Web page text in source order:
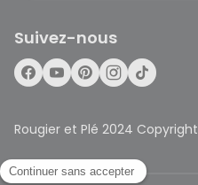
Suivez-nous
Rougier et Plé 2024 Copyright